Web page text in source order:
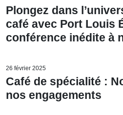
Plongez dans
café avec Port Louis
conférence inédite à
26 février 2025
Café de spécialité :
nos engagements